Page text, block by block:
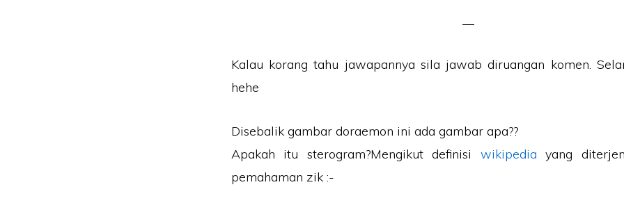
Kalau korang tahu jawapannya sila jawab diruangan komen.
hehe
Disebalik gambar doraemon ini ada gambar apa??
Apakah itu sterogram?Mengikut definisi wikipedia yang
pemahaman zik :-